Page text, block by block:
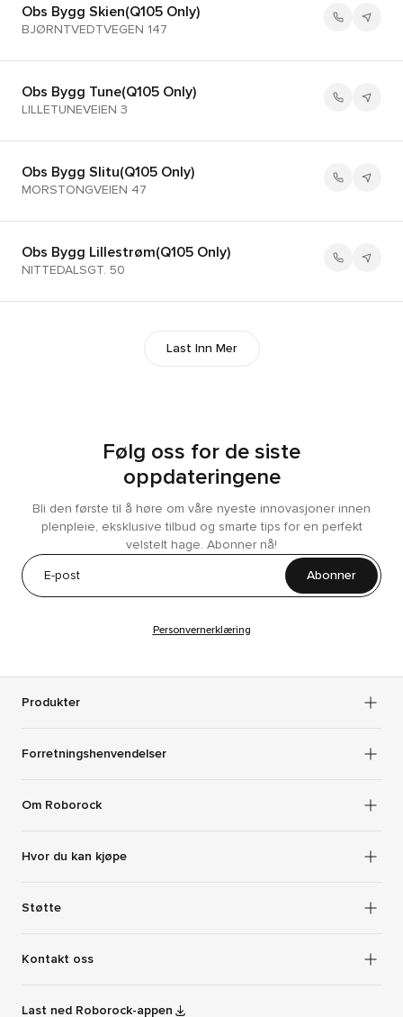
Obs Bygg Skien(Q105 Only)
BJØRNTVEDTVEGEN 147
Obs Bygg Tune(Q105 Only)
LILLETUNEVEIEN 3
Obs Bygg Slitu(Q105 Only)
MORSTONGVEIEN 47
Obs Bygg Lillestrøm(Q105 Only)
NITTEDALSGT. 50
Last Inn Mer
Følg oss for de siste
oppdateringene
Bli den første til å høre om våre nyeste innovasjoner innen
plenpleie, eksklusive tilbud og smarte tips for en perfekt
velstelt hage. Abonner nå!
Abonner
Personvernerklæring
Produkter
Forretningshenvendelser
Om Roborock
Hvor du kan kjøpe
Støtte
Kontakt oss
Last ned Roborock-appen